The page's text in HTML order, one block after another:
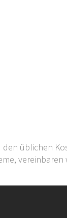
üblichen